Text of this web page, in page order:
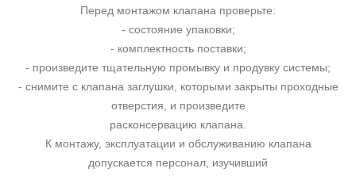
Перед монтажом клапана проверьте:
- состояние упаковки;
- комплектность поставки;
- произведите тщательную промывку и продувку системы;
- снимите с клапана заглушки, которыми закрыты проходные
отверстия, и произведите
расконсервацию клапана.
К монтажу, эксплуатации и обслуживанию клапана
допускается персонал, изучивший